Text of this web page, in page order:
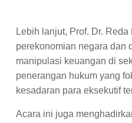
Lebih lanjut, Prof. Dr.
perekonomian negara dan
manipulasi keuangan di
penerangan hukum yang
kesadaran para eksekutif
Acara ini juga